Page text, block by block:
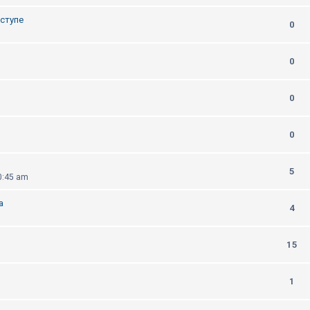
0
0
0
0
am
5
4
15
1